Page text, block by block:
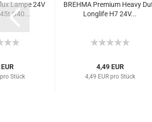
Lampe 24V
G40...
Stück
BREHMA Premium Heavy
Longlife H7 24V...
4,49 EUR
4,49 EUR pro Stück